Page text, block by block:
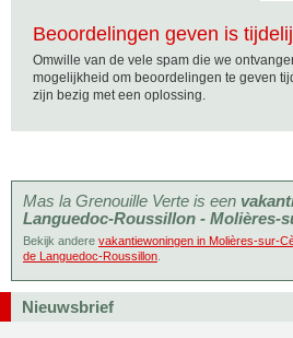
Beoordelingen geven is
Omwille van de vele spam die we
mogelijkheid om beoordelingen te geven
zijn bezig met een oplossing.
Mas la Grenouille Verte is een
Languedoc-Roussillon - Molières-
Bekijk andere vakantiewoningen in Molières-sur-
de Languedoc-Roussillon
Nieuwsbrief